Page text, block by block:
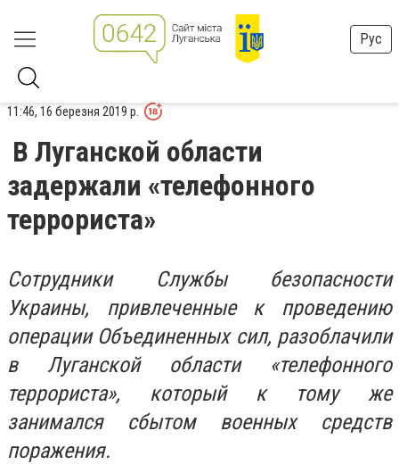
Рус
11:46, 16 березня 2019 р.
В Луганской области
задержали «телефонного
террориста»
Сотрудники Службы безопасности
Украины, привлеченные к проведению
операции Объединенных сил, разоблачили
в Луганской области «телефонного
террориста», который к тому же
занимался сбытом военных средств
поражения.